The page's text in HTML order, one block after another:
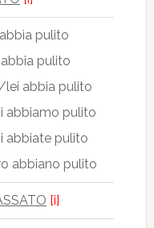
pulito
pulito
lei abbia pulito
abbiamo pulito
abbiate pulito
abbiano pulito
[i]